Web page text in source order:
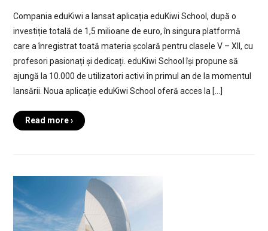
Compania eduKiwi a lansat aplicația eduKiwi School, după o
investiție totală de 1,5 milioane de euro, în singura platformă
care a înregistrat toată materia școlară pentru clasele V – XII, cu
profesori pasionați și dedicați. eduKiwi School își propune să
ajungă la 10.000 de utilizatori activi în primul an de la momentul
lansării. Noua aplicație eduKiwi School oferă acces la […]
Read more ›